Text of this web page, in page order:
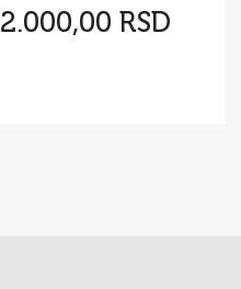
2.000,00 RSD